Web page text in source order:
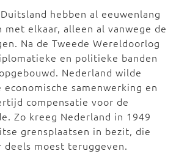
hebben al eeuwenlang
met elkaar, alleen al vanwege de
Na de Tweede Wereldoorlog
en politieke banden
Nederland wilde
samenwerking en
compensatie voor de
Zo kreeg Nederland in 1949
grensplaatsen in bezit, die
moest teruggeven.